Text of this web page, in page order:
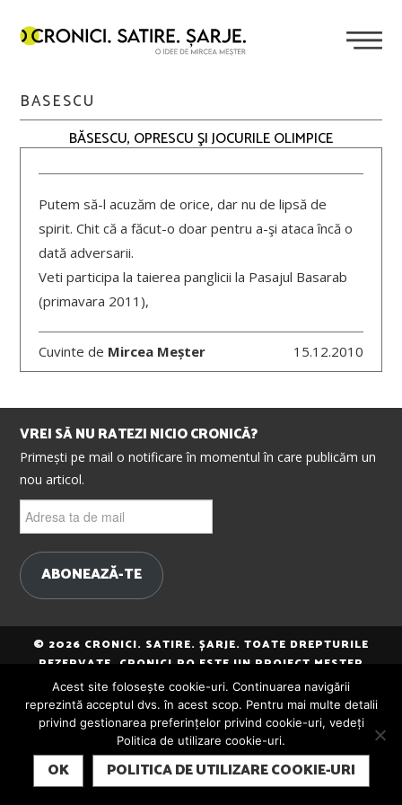
BASESCU
BĂSESCU, OPRESCU ŞI JOCURILE OLIMPICE
Putem să-l acuzăm de orice, dar nu de lipsă de
spirit. Chit că a făcut-o doar pentru a-şi ataca încă o
dată adversarii.
Veti participa la taierea panglicii la Pasajul Basarab
(primavara 2011),
Cuvinte de Mircea Meșter 15.12.2010
VREI SĂ NU RATEZI NICIO CRONICĂ?
Primești pe mail o notificare în momentul în care publicăm un
nou articol.
ta
mail
ABONEAZĂ-TE
© 2026 CRONICI. SATIRE. ȘARJE. TOATE DREPTURILE
REZERVATE. CRONICI.RO ESTE UN PROIECT MESTER
MEDIA.
SUBSCRIBE
Acest site folosește cookie-uri. Continuarea navigării
reprezintă acceptul dvs. în acest scop. Pentru mai multe detalii
privind gestionarea preferințelor privind cookie-uri, vedeți
Politica de utilizare cookie-uri.
OK POLITICA DE UTILIZARE COOKIE-URI